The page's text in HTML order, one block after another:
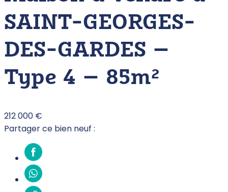
SAINT-GEORGES-
DES-GARDES –
Type 4 – 85m²
212 000 €
Partager ce bien neuf :